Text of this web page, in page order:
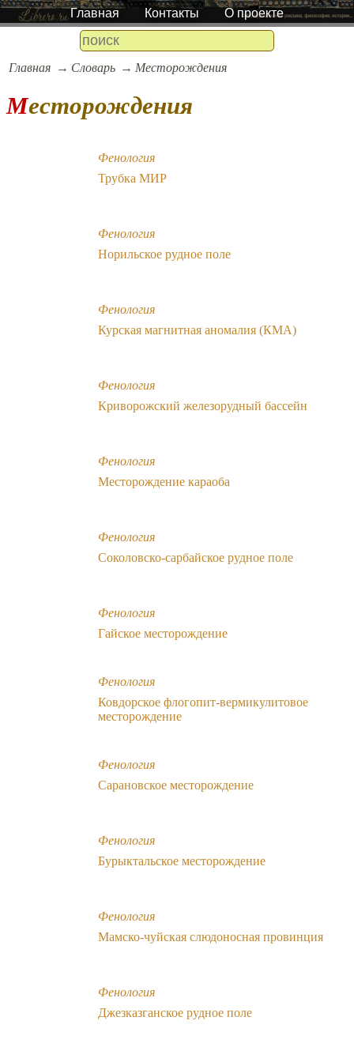
Главная Контакты О проекте
Главная Словарь Месторождения
Месторождения
Фенология
Трубка МИР
Фенология
Норильское рудное поле
Фенология
Курская магнитная аномалия (КМА)
Фенология
Криворожский железорудный бассейн
Фенология
Месторождение караоба
Фенология
Соколовско-сарбайское рудное поле
Фенология
Гайское месторождение
Фенология
Ковдорское флогопит-вермикулитовое
месторождение
Фенология
Сарановское месторождение
Фенология
Бурыктальское месторождение
Фенология
Мамско-чуйская слюдоносная провинция
Фенология
Джезказганское рудное поле